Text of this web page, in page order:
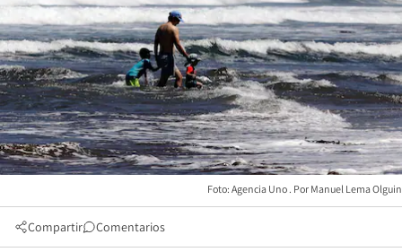
Foto: Agencia Uno Manuel Lema Olguin
Compartir Comentarios